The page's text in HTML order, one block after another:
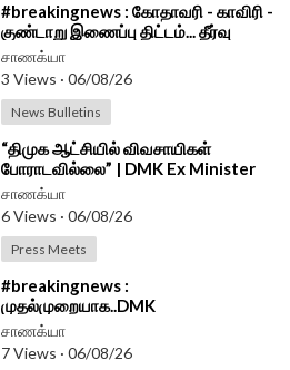
⁣#breakingnews : கோதாவரி - காவிரி -
குண்டாறு இணைப்பு திட்டம்... தீர்வு
சொன்ன Vijay...| TVK Government
சாணக்யா
3 Views · 06/08/26
News Bulletins
⁣“திமுக ஆட்சியில் விவசாயிகள்
போராடவில்லை” | DMK Ex Minister
MRK Panneer Selvam | Press Meet
|TVK Govt
சாணக்யா
6 Views · 06/08/26
Press Meets
⁣#breakingnews :
முதல்முறையாக..DMK
பாணியில்..களத்தில் இறங்க தயாராகும்
CM Vijay? | TVK Govt
சாணக்யா
7 Views · 06/08/26